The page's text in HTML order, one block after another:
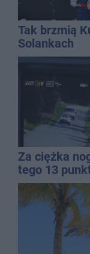
Tak brzmią
Solankach
Za ciężka
tego 13